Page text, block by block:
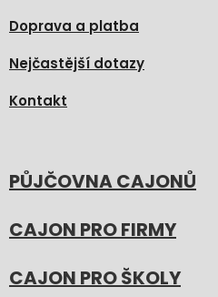
Doprava a platba
Nejčastější dotazy
Kontakt
PŮJČOVNA CAJONŮ
CAJON PRO FIRMY
CAJON PRO ŠKOLY